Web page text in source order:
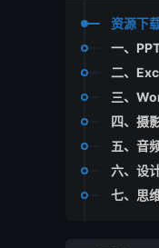
资源下
一、
二、
三、
四、摄
五、音
六、设
七、思